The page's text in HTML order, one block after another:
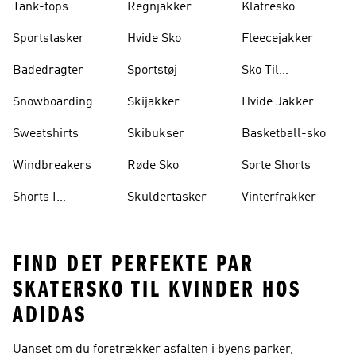
Tank-tops
Sportstasker
Badedragter
Snowboarding
Sweatshirts
Windbreakers
Shorts I
Regnjakker
Hvide Sko
Sportstøj
Skijakker
Skibukser
Røde Sko
Skuldertasker
Klatresko
Fleecejakker
Sko Til
Hvide Jakker
Basketball-sko
Sorte Shorts
Vinterfrakker
FIND DET PERFEKTE PAR
SKATERSKO TIL KVINDER HOS
ADIDAS
Uanset om du foretrækker asfalten i byens parker,